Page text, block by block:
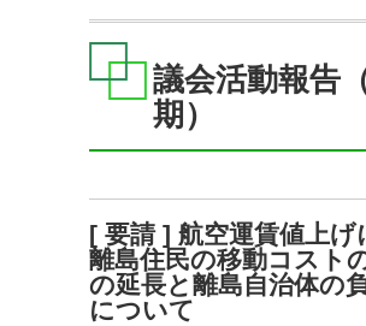
議会活動報告
期）
[ 要請 ] 航空運賃値上げ
離島住民の移動コスト
の延長と離島自治体の
について